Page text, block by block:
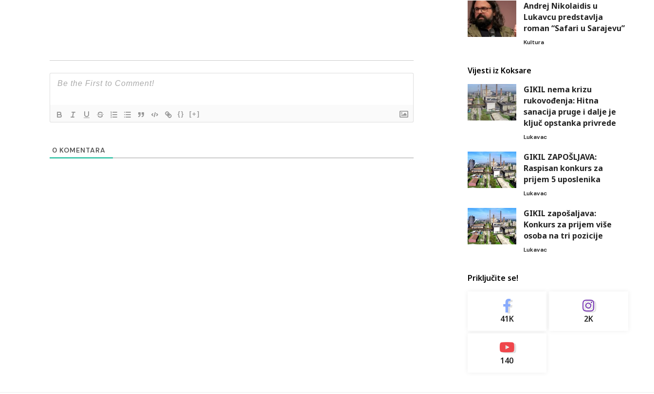
{} [+]
0 KOMENTARA
Andrej Nikolaidis u
Lukavcu predstavlja
roman “Safari u Sarajevu”
Kultura
Vijesti iz Koksare
GIKIL nema krizu
rukovođenja: Hitna
sanacija pruge i dalje je
ključ opstanka privrede
Lukavac
GIKIL ZAPOŠLJAVA:
Raspisan konkurs za
prijem 5 uposlenika
Lukavac
GIKIL zapošaljava:
Konkurs za prijem više
osoba na tri pozicije
Lukavac
Priključite se!
41K 2K
140